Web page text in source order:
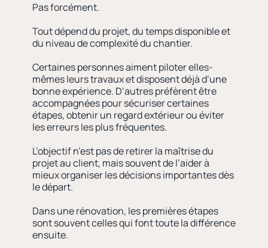
Pas forcément.
Tout dépend du projet, du temps disponible et
du niveau de complexité du chantier.
Certaines personnes aiment piloter elles-
mêmes leurs travaux et disposent déjà d’une
bonne expérience. D’autres préfèrent être
accompagnées pour sécuriser certaines
étapes, obtenir un regard extérieur ou éviter
les erreurs les plus fréquentes.
L’objectif n’est pas de retirer la maîtrise du
projet au client, mais souvent de l’aider à
mieux organiser les décisions importantes dès
le départ.
Dans une rénovation, les premières étapes
sont souvent celles qui font toute la différence
ensuite.